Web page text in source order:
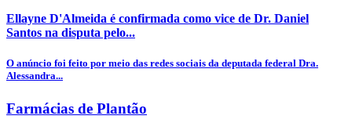
Ellayne D'Almeida é confirmada como vice de Dr. Daniel
Santos na disputa pelo...
O anúncio foi feito por meio das redes sociais da deputada federal Dra.
Alessandra...
Farmácias de Plantão